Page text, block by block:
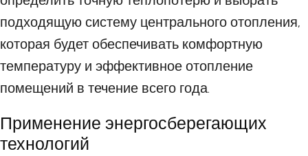
подходящую систему центрального отопления,
которая будет обеспечивать комфортную
температуру и эффективное отопление
помещений в течение всего года.
Применение энергосберегающих
технологий